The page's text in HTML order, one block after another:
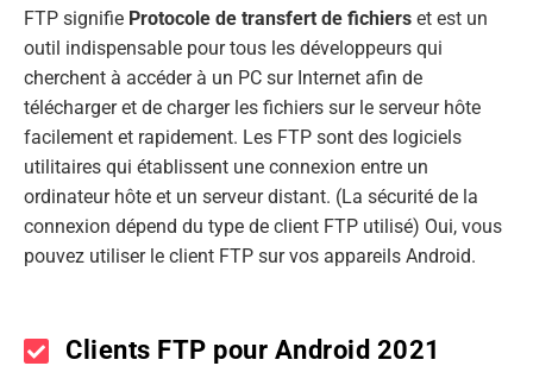
FTP signifie Protocole de transfert de fichiers et est un
outil indispensable pour tous les développeurs qui
cherchent à accéder à un PC sur Internet afin de
télécharger et de charger les fichiers sur le serveur hôte
facilement et rapidement. Les FTP sont des logiciels
utilitaires qui établissent une connexion entre un
ordinateur hôte et un serveur distant. (La sécurité de la
connexion dépend du type de client FTP utilisé) Oui, vous
pouvez utiliser le client FTP sur vos appareils Android.
Clients FTP pour Android 2021